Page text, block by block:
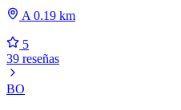
A 0.19 km
5
39 reseñas
BO